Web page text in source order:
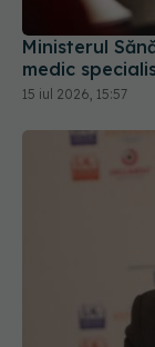
Ministerul
medic
15 iul 2026, 15:57